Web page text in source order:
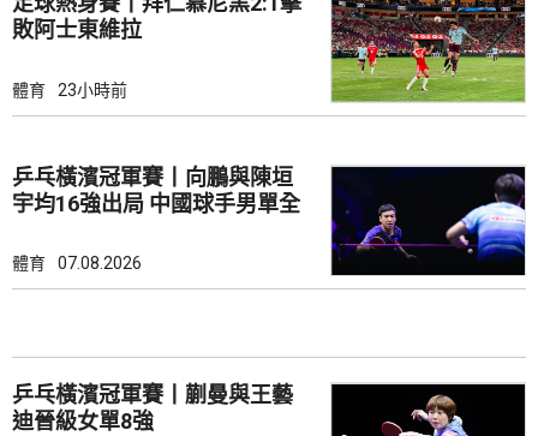
敗阿士東維拉
體育 23小時前
乒乓橫濱冠軍賽丨向鵬與陳垣
宇均16強出局 中國球手男單全
體育 07.08.2026
乒乓橫濱冠軍賽丨蒯曼與王藝
迪晉級女單8強